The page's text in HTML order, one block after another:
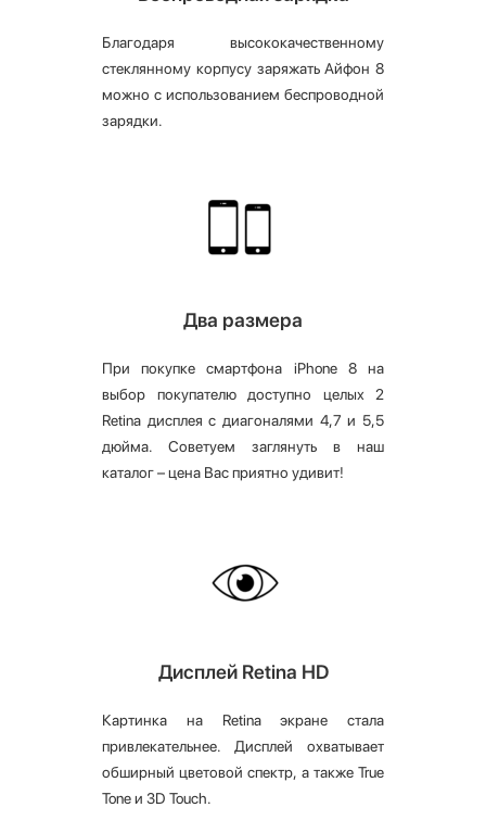
Благодаря высококачественному
стеклянному корпусу заряжать Айфон 8
можно с использованием беспроводной
зарядки.
Два размера
При покупке смартфона iPhone 8 на
выбор покупателю доступно целых 2
Retina дисплея с диагоналями 4,7 и 5,5
дюйма. Советуем заглянуть в наш
каталог – цена Вас приятно удивит!
Дисплей Retina HD
Картинка на Retina экране стала
привлекательнее. Дисплей охватывает
обширный цветовой спектр, а также True
Tone и 3D Touch.